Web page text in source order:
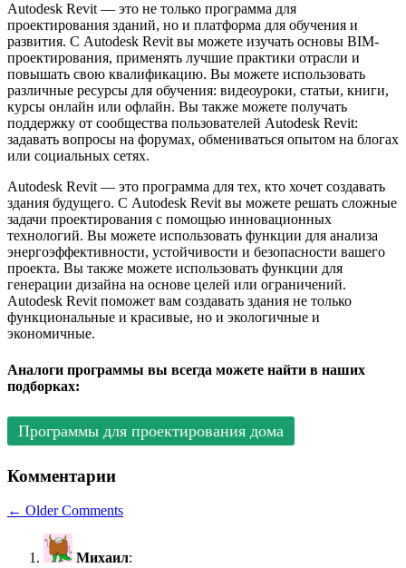
Autodesk Revit — это не только программа для
проектирования зданий, но и платформа для обучения и
развития. С Autodesk Revit вы можете изучать основы BIM-
проектирования, применять лучшие практики отрасли и
повышать свою квалификацию. Вы можете использовать
различные ресурсы для обучения: видеоуроки, статьи, книги,
курсы онлайн или офлайн. Вы также можете получать
поддержку от сообщества пользователей Autodesk Revit:
задавать вопросы на форумах, обмениваться опытом на блогах
или социальных сетях.
Autodesk Revit — это программа для тех, кто хочет создавать
здания будущего. С Autodesk Revit вы можете решать сложные
задачи проектирования с помощью инновационных
технологий. Вы можете использовать функции для анализа
энергоэффективности, устойчивости и безопасности вашего
проекта. Вы также можете использовать функции для
генерации дизайна на основе целей или ограничений.
Autodesk Revit поможет вам создавать здания не только
функциональные и красивые, но и экологичные и
экономичные.
Аналоги программы вы всегда можете найти в наших
подборках:
Программы для проектирования дома
Комментарии
Comment
navigation
← Older Comments
Михаил: